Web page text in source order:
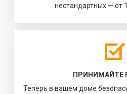
нестандартных — от
ПРИНИМАЙТЕ
Теперь в вашем доме